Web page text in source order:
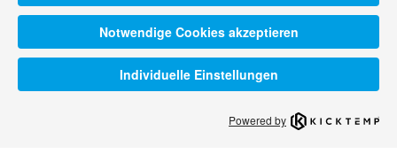
Notwendige Cookies akzeptieren
Individuelle Einstellungen
Powered by